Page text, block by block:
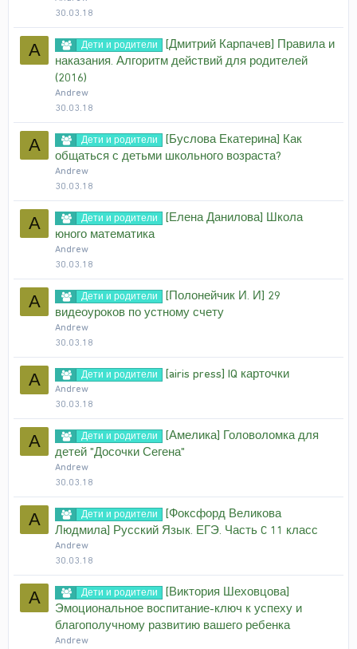
30.03.18
A Дети и родители
[Дмитрий Карпачев] Правила и
наказания. Алгоритм действий для родителей
(2016)
Andrew
30.03.18
A Дети и родители
[Буслова Екатерина] Как
общаться с детьми школьного возраста?
Andrew
30.03.18
A Дети и родители
[Елена Данилова] Школа
юного математика
Andrew
30.03.18
A Дети и родители
[Полонейчик И. И] 29
видеоуроков по устному счету
Andrew
30.03.18
A Дети и родители [airis press] IQ карточки
Andrew
30.03.18
A Дети и родители
[Амелика] Головоломка для
детей "Досочки Сегена"
Andrew
30.03.18
A Дети и родители
[Фоксфорд Великова
Людмила] Русский Язык. ЕГЭ. Часть C 11 класс
Andrew
30.03.18
A Дети и родители
[Виктория Шеховцова]
Эмоциональное воспитание-ключ к успеху и
благополучному развитию вашего ребенка
Andrew